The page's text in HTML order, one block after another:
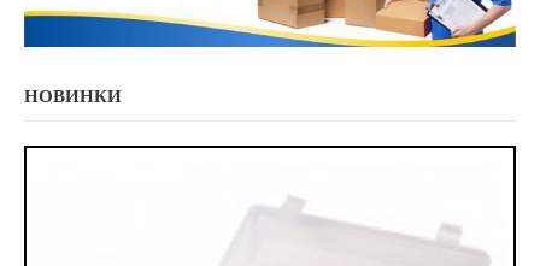
НОВИНКИ